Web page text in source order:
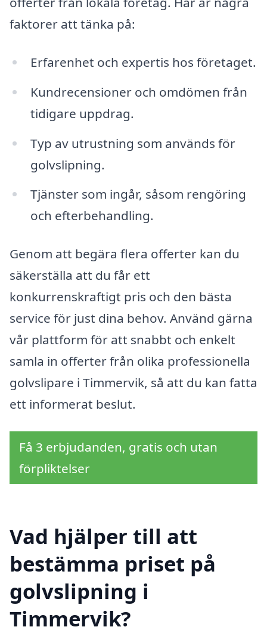
faktorer att tänka på:
Erfarenhet och expertis hos företaget.
Kundrecensioner och omdömen från
tidigare uppdrag.
Typ av utrustning som används för
golvslipning.
Tjänster som ingår, såsom rengöring
och efterbehandling.
Genom att begära flera offerter kan du
säkerställa att du får ett
konkurrenskraftigt pris och den bästa
service för just dina behov. Använd gärna
vår plattform för att snabbt och enkelt
samla in offerter från olika professionella
golvslipare i Timmervik, så att du kan fatta
ett informerat beslut.
Få 3 erbjudanden, gratis och utan
förpliktelser
Vad hjälper till att
bestämma priset på
golvslipning i
Timmervik?